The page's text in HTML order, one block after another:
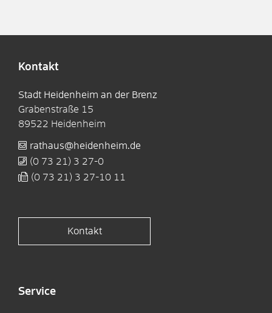
Kontakt
Stadt Heidenheim an der Brenz
Grabenstraße 15
89522 Heidenheim
rathaus@heidenheim.de
(0 73 21) 3 27-0
(0 73 21) 3 27-10 11
Kontakt
Service